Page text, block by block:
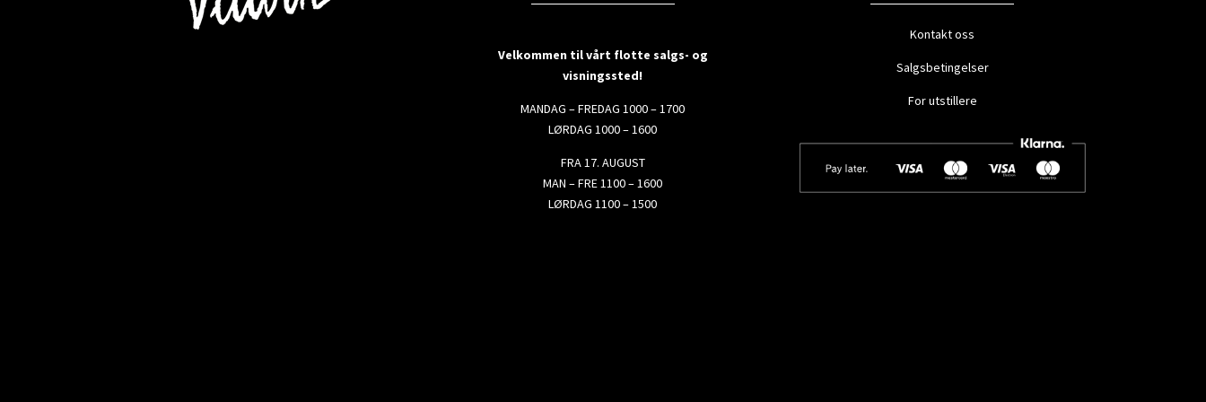
Velkommen til vårt flotte salgs- og
visningssted!
MANDAG – FREDAG 1000 – 1700
LØRDAG 1000 – 1600
FRA 17. AUGUST
MAN – FRE 1100 – 1600
LØRDAG 1100 – 1500
Kontakt oss
Salgsbetingelser
For utstillere